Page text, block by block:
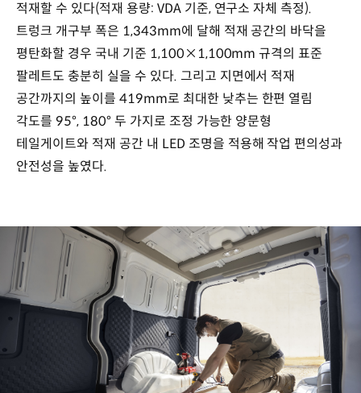
적재할 수 있다(적재 용량: VDA 기준, 연구소 자체 측정).
트렁크 개구부 폭은 1,343mm에 달해 적재 공간의 바닥을
평탄화할 경우 국내 기준 1,100×1,100mm 규격의 표준
팔레트도 충분히 실을 수 있다. 그리고 지면에서 적재
공간까지의 높이를 419mm로 최대한 낮추는 한편 열림
각도를 95°, 180° 두 가지로 조정 가능한 양문형
테일게이트와 적재 공간 내 LED 조명을 적용해 작업 편의성과
안전성을 높였다.